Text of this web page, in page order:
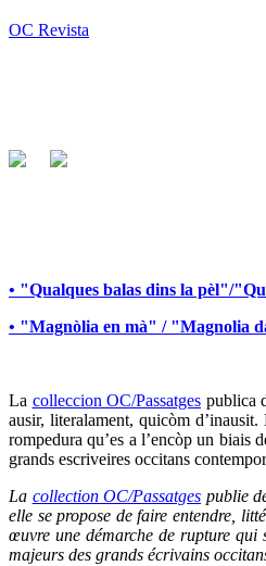
OC Revista
• "Qualques balas dins la pèl"/
• "Magnòlia en mà" / "Magnolia
La colleccion OC/Passatges publica
ausir, literalament, quicòm
rompedura qu’es a l’encòp un biais
grands escriveires occitans
La collection OC/Passatges publie
elle se propose de faire entendre,
œuvre une démarche de rupture qui
majeurs des grands écrivains